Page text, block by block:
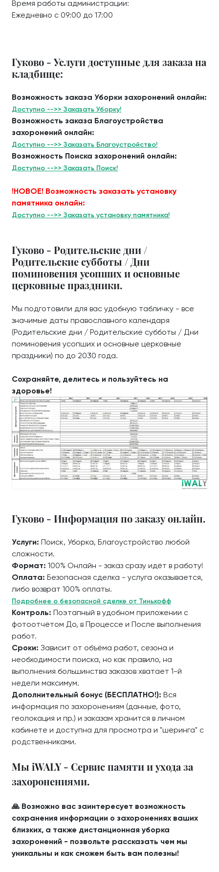
Время работы администрации:
Ежедневно с 09:00 до 17:00
Гуково - Услуги доступные для заказа на
кладбище:
Возможность заказа Уборки захоронений онлайн:
Доступно -->> Заказать Уборку!
Возможность заказа Благоустройства
захоронений онлайн:
Доступно -->> Заказать Благоустройство!
Возможность Поиска захоронений онлайн:
Доступно -->> Заказать Поиск!
!НОВОЕ! Возможность заказать установку
памятника онлайн:
Доступно -->> Заказать установку памятника!
Гуково - Родительские дни /
Родительские субботы / Дни
поминовения усопших и основные
церковные праздники.
Мы подготовили для вас удобную табличку - все
значимые даты православного календаря
(Родительские дни / Родительские субботы / Дни
поминовения усопших и основные церковные
праздники) по до 2030 года.
Сохраняйте, делитесь и пользуйтесь на
здоровье!
Гуково - Информация по заказу онлайн.
Услуги: Поиск, Уборка, Благоустройство любой
сложности.
Формат: 100% Онлайн - заказ сразу идёт в работу!
Оплата: Безопасная сделка - услуга оказывается,
либо возврат 100% оплаты.
Подробнее о безопасной сделке от Тинькофф
Контроль: Поэтапный в удобном приложении с
фотоотчётом До, в Процессе и После выполнения
работ.
Сроки: Зависит от объёма работ, сезона и
необходимости поиска, но как правило, на
выполнения большинства заказов хватает 1-й
недели максимум.
Дополнительный бонус (БЕСПЛАТНО!): Вся
информация по захоронениям (данные, фото,
геолокация и пр.) и заказам хранится в личном
кабинете и доступна для просмотра и "шеринга" с
родственниками.
Мы iWALY - Сервис памяти и ухода за
захоронениями.
🙏 Возможно вас заинтересует возможность
сохранения информации о захоронениях ваших
близких, а также дистанционная уборка
захоронений - позвольте рассказать чем мы
уникальны и как сможем быть вам полезны!